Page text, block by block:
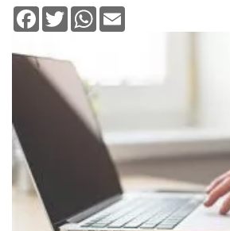
Facebook
TwitterWhatsApp